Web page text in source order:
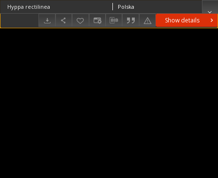
Show details
Hyppa rectilinea Polska